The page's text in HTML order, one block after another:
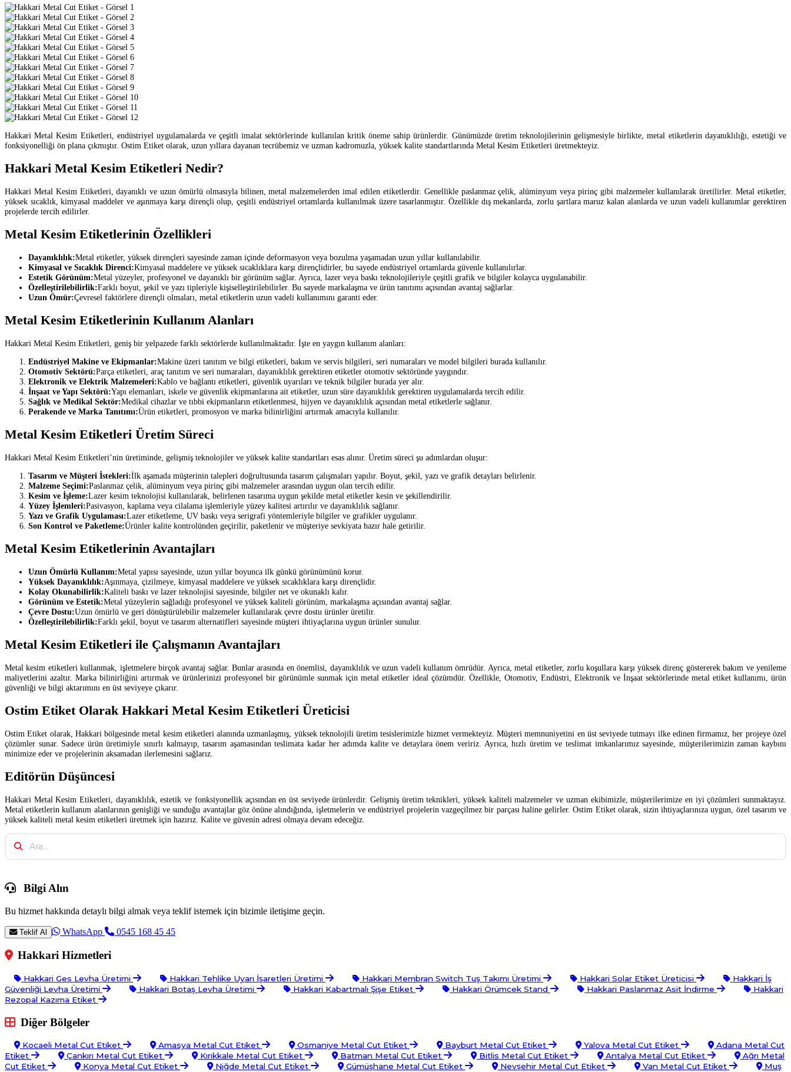
Hakkari Metal Kesim Etiketleri, endüstriyel uygulamalarda ve çeşitli imalat sektörlerinde kullanılan kritik öneme sahip ürünlerdir. Günümüzde üretim teknolojilerinin gelişmesiyle birlikte, metal etiketlerin dayanıklılığı, estetiği ve
fonksiyonelliği ön plana çıkmıştır. Ostim Etiket olarak, uzun yıllara dayanan tecrübemiz ve uzman kadromuzla, yüksek kalite standartlarında Metal Kesim Etiketleri üretmekteyiz.
Hakkari Metal Kesim Etiketleri Nedir?
Hakkari Metal Kesim Etiketleri, dayanıklı ve uzun ömürlü olmasıyla bilinen, metal malzemelerden imal edilen etiketlerdir. Genellikle paslanmaz çelik, alüminyum veya pirinç gibi malzemeler kullanılarak üretilirler. Metal etiketler,
yüksek sıcaklık, kimyasal maddeler ve aşınmaya karşı dirençli olup, çeşitli endüstriyel ortamlarda kullanılmak üzere tasarlanmıştır. Özellikle dış mekanlarda, zorlu şartlara maruz kalan alanlarda ve uzun vadeli kullanımlar gerektiren
projelerde tercih edilirler.
Metal Kesim Etiketlerinin Özellikleri
Dayanıklılık:Metal etiketler, yüksek dirençleri sayesinde zaman içinde deformasyon veya bozulma yaşamadan uzun yıllar kullanılabilir.
Kimyasal ve Sıcaklık Direnci:Kimyasal maddelere ve yüksek sıcaklıklara karşı dirençlidirler, bu sayede endüstriyel ortamlarda güvenle kullanılırlar.
Estetik Görünüm:Metal yüzeyler, profesyonel ve dayanıklı bir görünüm sağlar. Ayrıca, lazer veya baskı teknolojileriyle çeşitli grafik ve bilgiler kolayca uygulanabilir.
Özelleştirilebilirlik:Farklı boyut, şekil ve yazı tipleriyle kişiselleştirilebilirler. Bu sayede markalaşma ve ürün tanıtımı açısından avantaj sağlarlar.
Uzun Ömür:Çevresel faktörlere dirençli olmaları, metal etiketlerin uzun vadeli kullanımını garanti eder.
Metal Kesim Etiketlerinin Kullanım Alanları
Hakkari Metal Kesim Etiketleri, geniş bir yelpazede farklı sektörlerde kullanılmaktadır. İşte en yaygın kullanım alanları:
Endüstriyel Makine ve Ekipmanlar:Makine üzeri tanıtım ve bilgi etiketleri, bakım ve servis bilgileri, seri numaraları ve model bilgileri burada kullanılır.
Otomotiv Sektörü:Parça etiketleri, araç tanıtım ve seri numaraları, dayanıklılık gerektiren etiketler otomotiv sektöründe yaygındır.
Elektronik ve Elektrik Malzemeleri:Kablo ve bağlantı etiketleri, güvenlik uyarıları ve teknik bilgiler burada yer alır.
İnşaat ve Yapı Sektörü:Yapı elemanları, iskele ve güvenlik ekipmanlarına ait etiketler, uzun süre dayanıklılık gerektiren uygulamalarda tercih edilir.
Sağlık ve Medikal Sektör:Medikal cihazlar ve tıbbi ekipmanların etiketlenmesi, hijyen ve dayanıklılık açısından metal etiketlerle sağlanır.
Perakende ve Marka Tanıtımı:Ürün etiketleri, promosyon ve marka bilinirliğini artırmak amacıyla kullanılır.
Metal Kesim Etiketleri Üretim Süreci
Hakkari Metal Kesim Etiketleri’nin üretiminde, gelişmiş teknolojiler ve yüksek kalite standartları esas alınır. Üretim süreci şu adımlardan oluşur:
Tasarım ve Müşteri İstekleri:İlk aşamada müşterinin talepleri doğrultusunda tasarım çalışmaları yapılır. Boyut, şekil, yazı ve grafik detayları belirlenir.
Malzeme Seçimi:Paslanmaz çelik, alüminyum veya pirinç gibi malzemeler arasından uygun olan tercih edilir.
Kesim ve İşleme:Lazer kesim teknolojisi kullanılarak, belirlenen tasarıma uygun şekilde metal etiketler kesin ve şekillendirilir.
Yüzey İşlemleri:Pasivasyon, kaplama veya cilalama işlemleriyle yüzey kalitesi artırılır ve dayanıklılık sağlanır.
Yazı ve Grafik Uygulaması:Lazer etiketleme, UV baskı veya serigrafi yöntemleriyle bilgiler ve grafikler uygulanır.
Son Kontrol ve Paketleme:Ürünler kalite kontrolünden geçirilir, paketlenir ve müşteriye sevkiyata hazır hale getirilir.
Metal Kesim Etiketlerinin Avantajları
Uzun Ömürlü Kullanım:Metal yapısı sayesinde, uzun yıllar boyunca ilk günkü görünümünü korur.
Yüksek Dayanıklılık:Aşınmaya, çizilmeye, kimyasal maddelere ve yüksek sıcaklıklara karşı dirençlidir.
Kolay Okunabilirlik:Kaliteli baskı ve lazer teknolojisi sayesinde, bilgiler net ve okunaklı kalır.
Görünüm ve Estetik:Metal yüzeylerin sağladığı profesyonel ve yüksek kaliteli görünüm, markalaşma açısından avantaj sağlar.
Çevre Dostu:Uzun ömürlü ve geri dönüştürülebilir malzemeler kullanılarak çevre dostu ürünler üretilir.
Özelleştirilebilirlik:Farklı şekil, boyut ve tasarım alternatifleri sayesinde müşteri ihtiyaçlarına uygun ürünler sunulur.
Metal Kesim Etiketleri ile Çalışmanın Avantajları
Metal kesim etiketleri kullanmak, işletmelere birçok avantaj sağlar. Bunlar arasında en önemlisi, dayanıklılık ve uzun vadeli kullanım ömrüdür. Ayrıca, metal etiketler, zorlu koşullara karşı yüksek direnç göstererek bakım ve yenileme
maliyetlerini azaltır. Marka bilinirliğini artırmak ve ürünlerinizi profesyonel bir görünümle sunmak için metal etiketler ideal çözümdür. Özellikle, Otomotiv, Endüstri, Elektronik ve İnşaat sektörlerinde metal etiket kullanımı, ürün
güvenliği ve bilgi aktarımını en üst seviyeye çıkarır.
Ostim Etiket Olarak Hakkari Metal Kesim Etiketleri Üreticisi
Ostim Etiket olarak, Hakkari bölgesinde metal kesim etiketleri alanında uzmanlaşmış, yüksek teknolojili üretim tesislerimizle hizmet vermekteyiz. Müşteri memnuniyetini en üst seviyede tutmayı ilke edinen firmamız, her projeye özel
çözümler sunar. Sadece ürün üretimiyle sınırlı kalmayıp, tasarım aşamasından teslimata kadar her adımda kalite ve detaylara önem veririz. Ayrıca, hızlı üretim ve teslimat imkanlarımız sayesinde, müşterilerimizin zaman kaybını
minimize eder ve projelerinin aksamadan ilerlemesini sağlarız.
Editörün Düşüncesi
Hakkari Metal Kesim Etiketleri, dayanıklılık, estetik ve fonksiyonellik açısından en üst seviyede ürünlerdir. Gelişmiş üretim teknikleri, yüksek kaliteli malzemeler ve uzman ekibimizle, müşterilerimize en iyi çözümleri sunmaktayız.
Metal etiketlerin kullanım alanlarının genişliği ve sunduğu avantajlar göz önüne alındığında, işletmelerin ve endüstriyel projelerin vazgeçilmez bir parçası haline gelirler. Ostim Etiket olarak, sizin ihtiyaçlarınıza uygun, özel tasarım ve
yüksek kaliteli metal kesim etiketleri üretmek için hazırız. Kalite ve güvenin adresi olmaya devam edeceğiz.
Bilgi Alın
Bu hizmet hakkında detaylı bilgi almak veya teklif istemek için bizimle iletişime geçin.
Teklif Al WhatsApp 0545 168 45 45
Hakkari Hizmetleri
Hakkari Ges Levha Üretimi Hakkari Tehlike Uyarı İşaretleri Üretimi Hakkari Membran Switch Tuş Takımı Üretimi Hakkari Solar Etiket Üreticisi
Hakkari İş
Güvenliği Levha Üretimi
Hakkari Botaş Levha Üretimi Hakkari Kabartmalı Şişe Etiket Hakkari Örümcek Stand Hakkari Paslanmaz Asit İndirme
Hakkari
Rezopal Kazıma Etiket
Diğer Bölgeler
Kocaeli Metal Cut Etiket Amasya Metal Cut Etiket Osmaniye Metal Cut Etiket Bayburt Metal Cut Etiket Yalova Metal Cut Etiket
Adana Metal Cut
Etiket
Çankırı Metal Cut Etiket Kırıkkale Metal Cut Etiket Batman Metal Cut Etiket Bitlis Metal Cut Etiket Antalya Metal Cut Etiket
Ağrı Metal
Cut Etiket
Konya Metal Cut Etiket Niğde Metal Cut Etiket Gümüşhane Metal Cut Etiket Nevşehir Metal Cut Etiket Van Metal Cut Etiket Muş